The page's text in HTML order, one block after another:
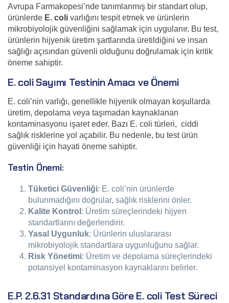
Avrupa Farmakopesi’nde tanımlanmış bir standart olup,
ürünlerde E. coli varlığını tespit etmek ve ürünlerin
mikrobiyolojik güvenliğini sağlamak için uygulanır. Bu test,
ürünlerin hijyenik üretim şartlarında üretildiğini ve insan
sağlığı açısından güvenli olduğunu doğrulamak için kritik
öneme sahiptir.
E. coli Sayımı Testinin Amacı ve Önemi
E. coli’nin varlığı, genellikle hijyenik olmayan koşullarda
üretim, depolama veya taşımadan kaynaklanan
kontaminasyonu işaret eder. Bazı E. coli türleri, ciddi
sağlık risklerine yol açabilir. Bu nedenle, bu test ürün
güvenliği için hayati öneme sahiptir.
Testin Önemi:
Tüketici Güvenliği: E. coli’nin ürünlerde
bulunmadığını doğrular, sağlık risklerini önler.
Kalite Kontrol : Üretim süreçlerindeki hijyen
standartlarını değerlendirir.
Yasal Uygunluk: Ürünlerin uluslararası
mikrobiyolojik standartlara uygunluğunu sağlar.
Risk Yönetimi: Üretim ve depolama süreçlerindeki
potansiyel kontaminasyon kaynaklarını belirler.
E.P. 2.6.31 Standardına Göre E. coli Test Süreci